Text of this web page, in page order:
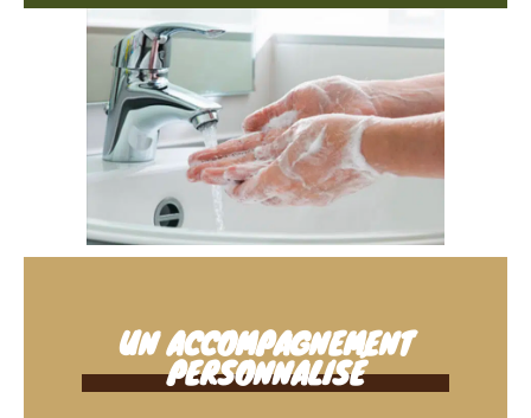
UN ACCOMPAGNEMENT
PERSONNALISÉ